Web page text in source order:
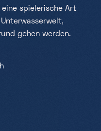
spielerische Art
gehen werden.